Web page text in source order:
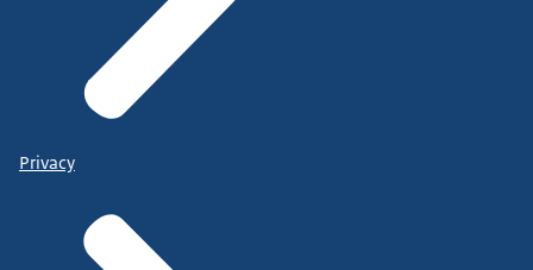
Privacy